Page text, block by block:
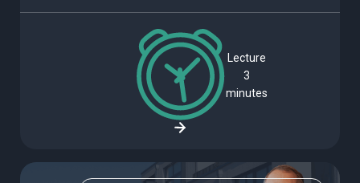
Lecture
3
minutes